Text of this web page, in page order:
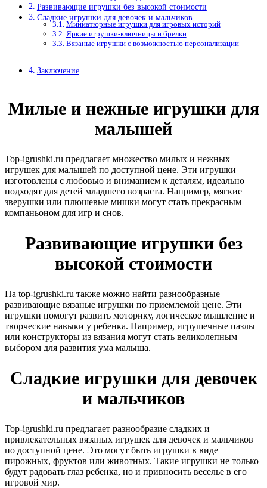
Развивающие игрушки без высокой стоимости
Сладкие игрушки для девочек и мальчиков
Миниатюрные игрушки для игровых историй
Яркие игрушки-ключницы и брелки
Вязаные игрушки с возможностью персонализации
Заключение
Милые и нежные игрушки для
малышей
Top-igrushki.ru предлагает множество милых и нежных
игрушек для малышей по доступной цене. Эти игрушки
изготовлены с любовью и вниманием к деталям, идеально
подходят для детей младшего возраста. Например, мягкие
зверушки или плюшевые мишки могут стать прекрасным
компаньоном для игр и снов.
Развивающие игрушки без
высокой стоимости
На top-igrushki.ru также можно найти разнообразные
развивающие вязаные игрушки по приемлемой цене. Эти
игрушки помогут развить моторику, логическое мышление и
творческие навыки у ребенка. Например, игрушечные пазлы
или конструкторы из вязания могут стать великолепным
выбором для развития ума малыша.
Сладкие игрушки для девочек
и мальчиков
Top-igrushki.ru предлагает разнообразие сладких и
привлекательных вязаных игрушек для девочек и мальчиков
по доступной цене. Это могут быть игрушки в виде
пирожных, фруктов или животных. Такие игрушки не только
будут радовать глаз ребенка, но и привносить веселье в его
игровой мир.